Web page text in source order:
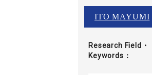
ITO MAYUMI
Research Field・
Keywords